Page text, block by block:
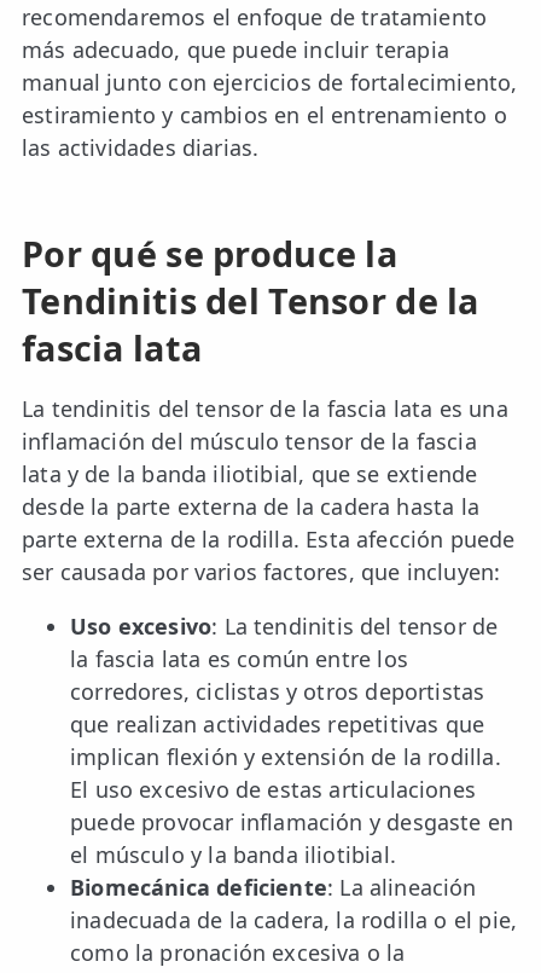
recomendaremos el enfoque de tratamiento
más adecuado, que puede incluir terapia
manual junto con ejercicios de fortalecimiento,
estiramiento y cambios en el entrenamiento o
las actividades diarias.
Por qué se produce la
Tendinitis del Tensor de la
fascia lata
La tendinitis del tensor de la fascia lata es una
inflamación del músculo tensor de la fascia
lata y de la banda iliotibial, que se extiende
desde la parte externa de la cadera hasta la
parte externa de la rodilla. Esta afección puede
ser causada por varios factores, que incluyen:
Uso excesivo: La tendinitis del tensor de
la fascia lata es común entre los
corredores, ciclistas y otros deportistas
que realizan actividades repetitivas que
implican flexión y extensión de la rodilla.
El uso excesivo de estas articulaciones
puede provocar inflamación y desgaste en
el músculo y la banda iliotibial.
Biomecánica deficiente: La alineación
inadecuada de la cadera, la rodilla o el pie,
como la pronación excesiva o la